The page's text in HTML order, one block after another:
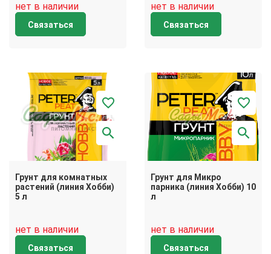
нет в наличии
Связаться
нет в наличии
Связаться
Грунт для комнатных
растений (линия Хобби)
5 л
нет в наличии
Связаться
Грунт для Микро
парника (линия Хобби) 10
л
нет в наличии
Связаться